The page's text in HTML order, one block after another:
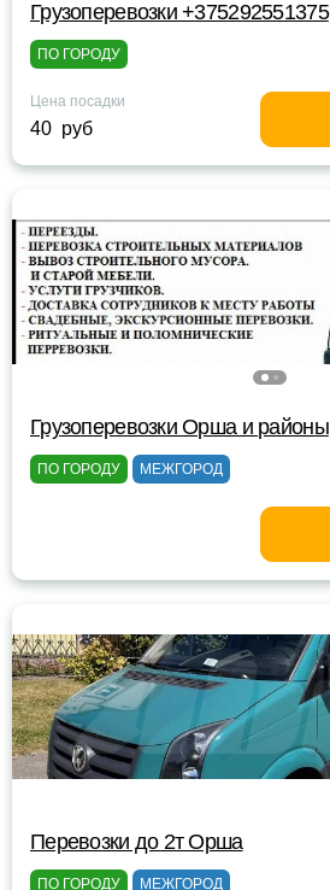
Грузоперевозки +375292551375
ПО ГОРОДУ
Цена посадки
40 руб
Грузоперевозки Орша и районы
ПО ГОРОДУ МЕЖГОРОД
Перевозки до 2т Орша
ПО ГОРОДУ МЕЖГОРОД